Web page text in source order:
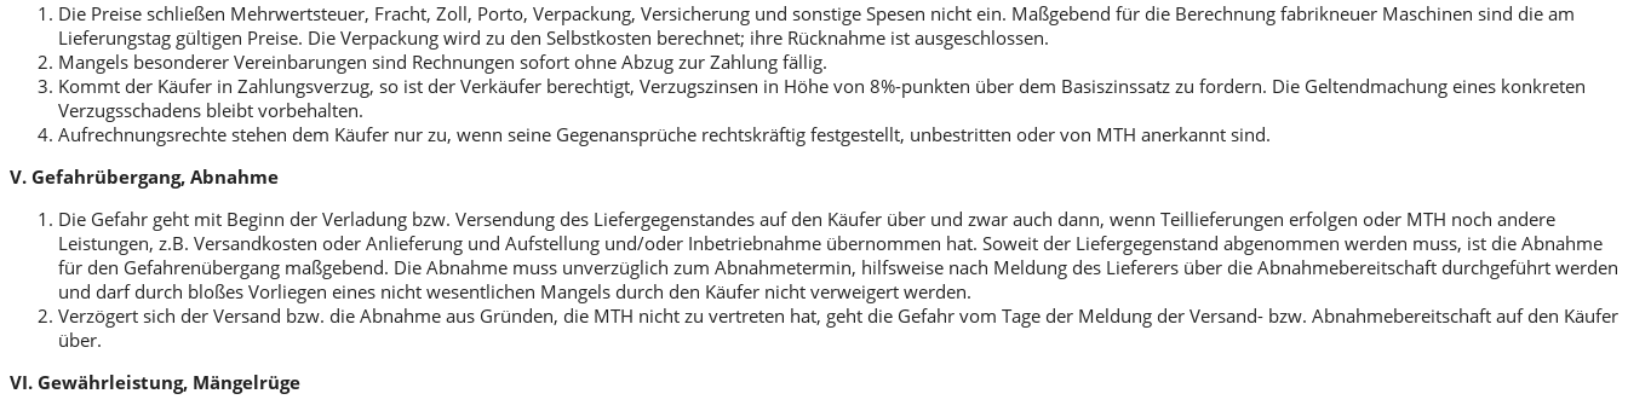
Die Preise schließen Mehrwertsteuer, Fracht, Zoll, Porto, Verpackung, Versicherung und sonstige Spesen nicht ein. Maßgebend für die Berechnung fabrikneuer Maschinen sind die am
Lieferungstag gültigen Preise. Die Verpackung wird zu den Selbstkosten berechnet; ihre Rücknahme ist ausgeschlossen.
Mangels besonderer Vereinbarungen sind Rechnungen sofort ohne Abzug zur Zahlung fällig.
Kommt der Käufer in Zahlungsverzug, so ist der Verkäufer berechtigt, Verzugszinsen in Höhe von 8%-punkten über dem Basiszinssatz zu fordern. Die Geltendmachung eines konkreten
Verzugsschadens bleibt vorbehalten.
Aufrechnungsrechte stehen dem Käufer nur zu, wenn seine Gegenansprüche rechtskräftig festgestellt, unbestritten oder von MTH anerkannt sind.
V. Gefahrübergang, Abnahme
Die Gefahr geht mit Beginn der Verladung bzw. Versendung des Liefergegenstandes auf den Käufer über und zwar auch dann, wenn Teillieferungen erfolgen oder MTH noch andere
Leistungen, z.B. Versandkosten oder Anlieferung und Aufstellung und/oder Inbetriebnahme übernommen hat. Soweit der Liefergegenstand abgenommen werden muss, ist die Abnahme
für den Gefahrenübergang maßgebend. Die Abnahme muss unverzüglich zum Abnahmetermin, hilfsweise nach Meldung des Lieferers über die Abnahmebereitschaft durchgeführt werden
und darf durch bloßes Vorliegen eines nicht wesentlichen Mangels durch den Käufer nicht verweigert werden.
Verzögert sich der Versand bzw. die Abnahme aus Gründen, die MTH nicht zu vertreten hat, geht die Gefahr vom Tage der Meldung der Versand- bzw. Abnahmebereitschaft auf den Käufer
über.
VI. Gewährleistung, Mängelrüge